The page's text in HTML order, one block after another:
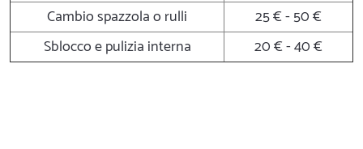
Cambio spazzola o rulli
25 € - 50 €
Sblocco e pulizia interna
20 € - 40 €